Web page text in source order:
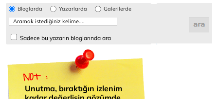
Bloglarda Yazarlarda Galerilerde
Sadece bu yazarın bloglarında ara
Unutma, bıraktığın izlenim